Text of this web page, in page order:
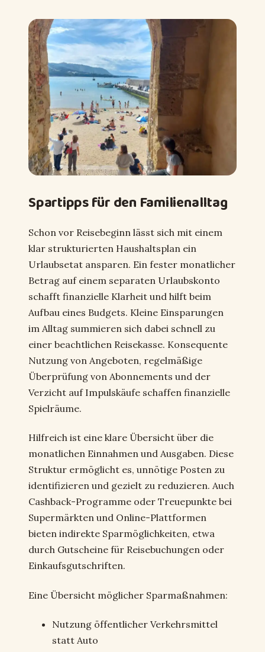
Spartipps für den Familienalltag
Schon vor Reisebeginn lässt sich mit einem
klar strukturierten Haushaltsplan ein
Urlaubsetat ansparen. Ein fester monatlicher
Betrag auf einem separaten Urlaubskonto
schafft finanzielle Klarheit und hilft beim
Aufbau eines Budgets. Kleine Einsparungen
im Alltag summieren sich dabei schnell zu
einer beachtlichen Reisekasse. Konsequente
Nutzung von Angeboten, regelmäßige
Überprüfung von Abonnements und der
Verzicht auf Impulskäufe schaffen finanzielle
Spielräume.
Hilfreich ist eine klare Übersicht über die
monatlichen Einnahmen und Ausgaben. Diese
Struktur ermöglicht es, unnötige Posten zu
identifizieren und gezielt zu reduzieren. Auch
Cashback-Programme oder Treuepunkte bei
Supermärkten und Online-Plattformen
bieten indirekte Sparmöglichkeiten, etwa
durch Gutscheine für Reisebuchungen oder
Einkaufsgutschriften.
Eine Übersicht möglicher Sparmaßnahmen:
Nutzung öffentlicher Verkehrsmittel
statt Auto